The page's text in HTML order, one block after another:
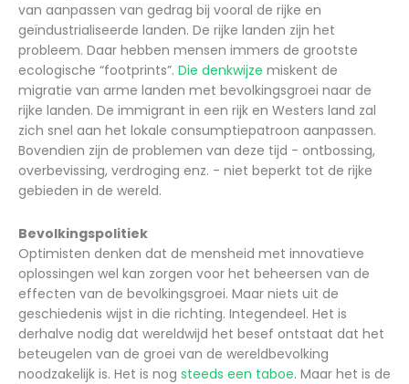
van aanpassen van gedrag bij vooral de rijke en
geïndustrialiseerde landen. De rijke landen zijn het
probleem. Daar hebben mensen immers de grootste
ecologische “footprints”. Die denkwijze miskent de
migratie van arme landen met bevolkingsgroei naar de
rijke landen. De immigrant in een rijk en Westers land zal
zich snel aan het lokale consumptiepatroon aanpassen.
Bovendien zijn de problemen van deze tijd - ontbossing,
overbevissing, verdroging enz. - niet beperkt tot de rijke
gebieden in de wereld.
Bevolkingspolitiek
Optimisten denken dat de mensheid met innovatieve
oplossingen wel kan zorgen voor het beheersen van de
effecten van de bevolkingsgroei. Maar niets uit de
geschiedenis wijst in die richting. Integendeel. Het is
derhalve nodig dat wereldwijd het besef ontstaat dat het
beteugelen van de groei van de wereldbevolking
noodzakelijk is. Het is nog steeds een taboe. Maar het is de